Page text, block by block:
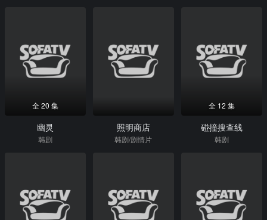
全 20 集
幽灵
韩剧
照明商店
韩剧/剧情片
全 12 集
碰撞搜查线
韩剧